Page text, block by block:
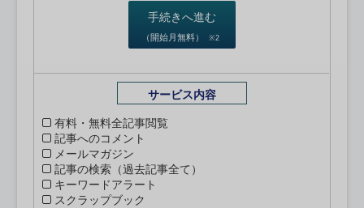
手続きへ進む
（開始月無料） ※2
サービス内容
有料・無料全記事閲覧
記事へのコメント
メールマガジン
記事の検索（過去記事全て）
キーワードアラート
スクラップブック